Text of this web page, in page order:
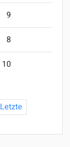
9
8
10
Letzte